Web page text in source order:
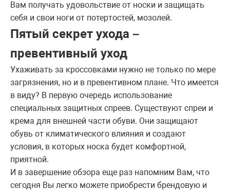
Вам получать удовольствие от носки и защищать
себя и свои ноги от потертостей, мозолей.
Пятый секрет ухода –
превентивный уход
Ухаживать за кроссовками нужно не только по мере
загрязнения, но и в превентивном плане. Что имеется
в виду? В первую очередь использование
специальных защитных спреев. Существуют спреи и
крема для внешней части обуви. Они защищают
обувь от климатического влияния и создают
условия, в которых носка будет комфортной,
приятной.
И в завершение обзора еще раз напомним Вам, что
сегодня Вы легко можете приобрести брендовую и